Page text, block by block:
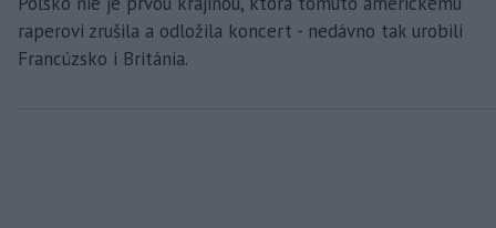
raperovi zrušila a odložila koncert - nedávno tak urobili
Francúzsko i Británia.